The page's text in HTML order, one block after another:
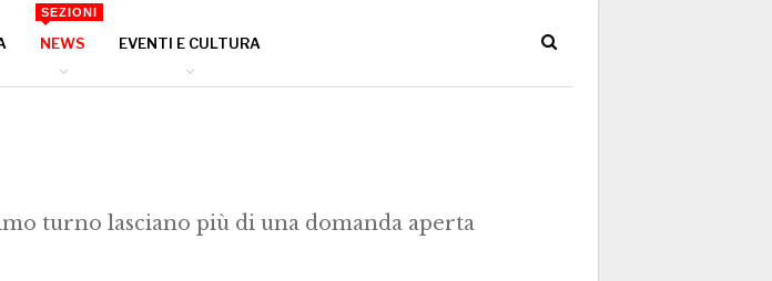
NEWS
SEZIONI
EVENTI E CULTURA
turno lasciano più di una domanda aperta